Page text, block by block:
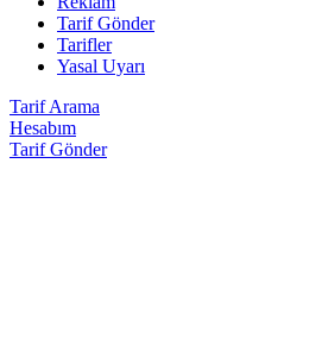
Tarif Gönder
Tarifler
Yasal Uyarı
Tarif Arama
Hesabım
Tarif Gönder